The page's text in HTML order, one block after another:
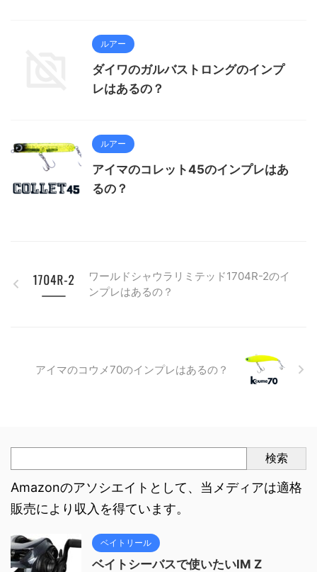
ルアー
ダイワのガルバストロングのインプ
レはあるの？
ルアー
アイマのコレット45のインプレはあ
るの？
ワールドシャウラリミテッド1704R-2のイ
ンプレはあるの？
アイマのコウメ70のインプレはあるの？
検索
Amazonのアソシエイトとして、当メディアは適格
販売により収入を得ています。
ベイトリール
ベイトシーバスで使いたいIM Z